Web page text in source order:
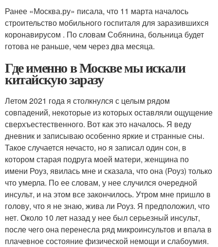
Ранее «Москва.ру» писала, что 11 марта началось
строительство мобильного госпиталя для заразившихся
коронавирусом . По словам Собянина, больница будет
готова не раньше, чем через два месяца.
Где именно в Москве мы искали
китайскую заразу
Летом 2021 года я столкнулся с целым рядом
совпадений, некоторые из которых оставляли ощущение
сверхъестественного. Вот как это началось. Я веду
дневник и записываю особенно яркие и странные сны.
Такое случается нечасто, но я записал один сон, в
котором старая подруга моей матери, женщина по
имени Роуз, явилась мне и сказала, что она (Роуз) только
что умерла. По ее словам, у нее случился очередной
инсульт, и на этом все закончилось. Утром мне пришло в
голову, что я не знаю, жива ли Роуз. Я предположил, что
нет. Около 10 лет назад у нее был серьезный инсульт,
после чего она перенесла ряд микроинсультов и впала в
плачевное состояние физической немощи и слабоумия.